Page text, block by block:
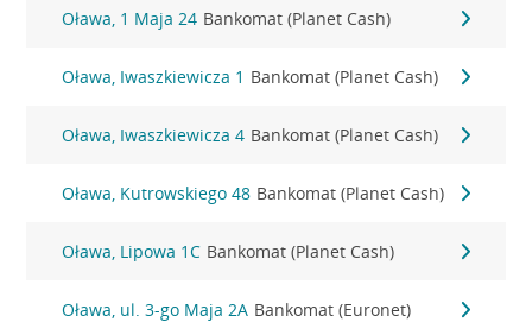
Oława, 1 Maja 24 Bankomat (Planet Cash)
Oława, Iwaszkiewicza 1 Bankomat (Planet Cash)
Oława, Iwaszkiewicza 4 Bankomat (Planet Cash)
Oława, Kutrowskiego 48 Bankomat (Planet Cash)
Oława, Lipowa 1C Bankomat (Planet Cash)
Oława, ul. 3-go Maja 2A Bankomat (Euronet)